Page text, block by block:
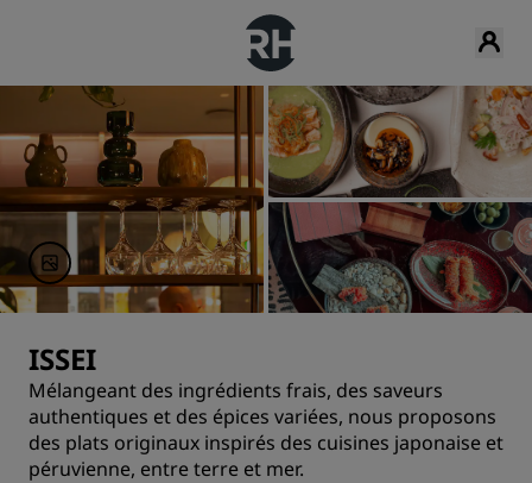
ISSEI
Mélangeant des ingrédients frais, des saveurs
authentiques et des épices variées, nous proposons
des plats originaux inspirés des cuisines japonaise et
péruvienne, entre terre et mer.